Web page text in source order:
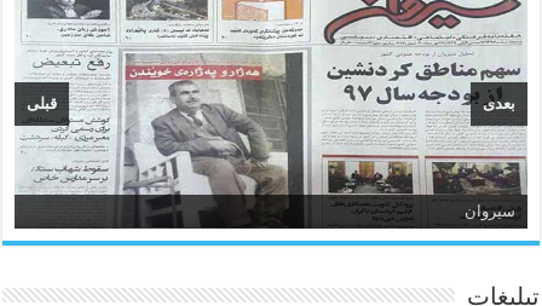
سیروان
ئاژانسی هەواڵی مێهر
قبلی بعدی
تبلیغات